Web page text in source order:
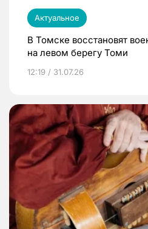
Актуальное
В Томске восстановят
на левом берегу Томи
12:19 / 31.07.26